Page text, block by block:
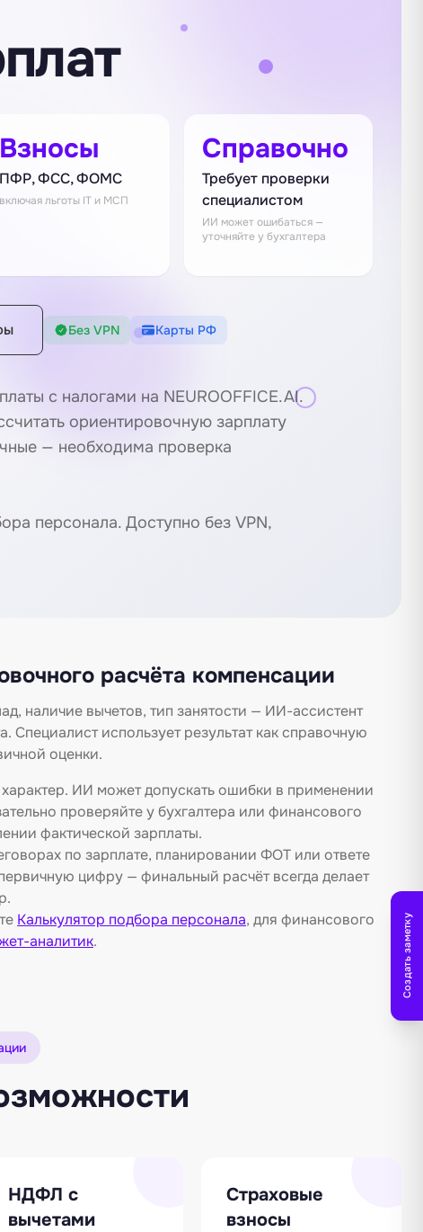
Взносы
ПФР, ФСС, ФОМС
включая льготы IT и МСП
Справочно
Требует проверки
специалистом
ИИ может ошибаться —
уточняйте у бухгалтера
Без VPN Карты РФ
с налогами на NEUROOFFICE.AI.
ориентировочную зарплату
— необходима проверка
персонала. Доступно без VPN,
расчёта компенсации
наличие вычетов, тип занятости — ИИ-ассистент
использует результат как справочную
оценки.
ИИ может допускать ошибки в применении
проверяйте у бухгалтера или финансового
фактической зарплаты.
по зарплате, планировании ФОТ или ответе
цифру — финальный расчёт всегда делает
Калькулятор подбора персонала, для финансового
аналитик.
НДФЛ с
вычетами
Страховые
взносы
Создать заметку